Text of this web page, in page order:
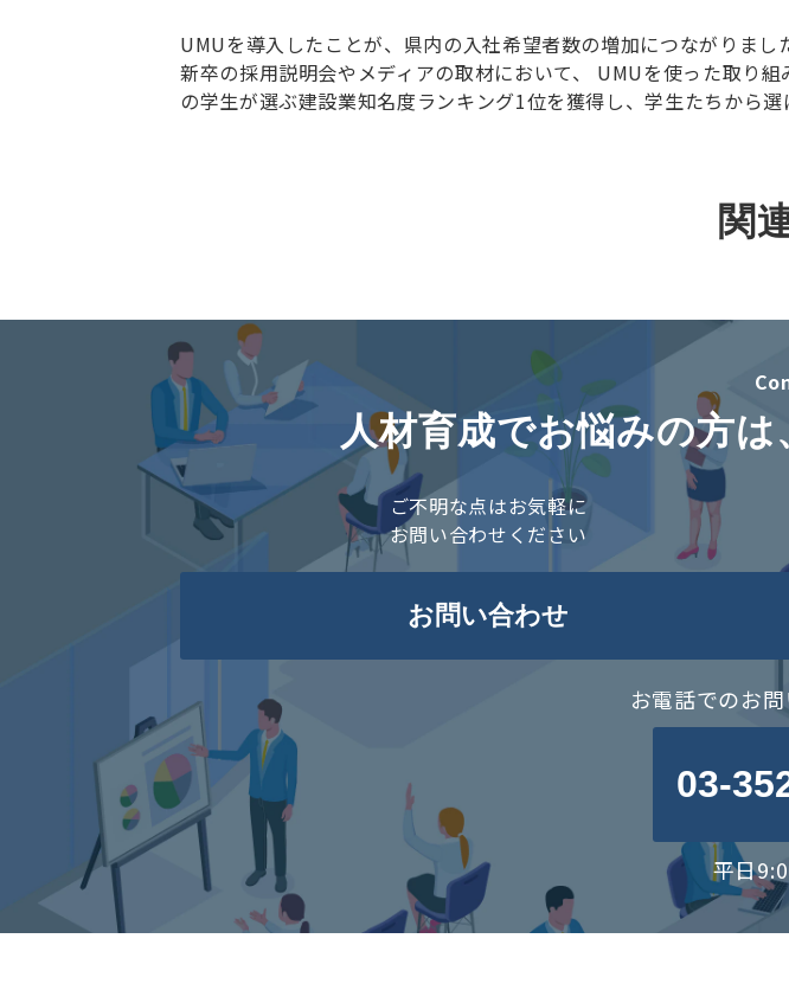
UMUを導入したことが、県内の入社希望者数の増加につながりまし
新卒の採用説明会やメディアの取材において、 UMUを使った取り
の学生が選ぶ建設業知名度ランキング1位を獲得し、学生たちか
関
人材育成でお悩みの方
ご不明な点はお気軽に
お問い合わせください
お問い合わせ
お電話でのお
03-
平日